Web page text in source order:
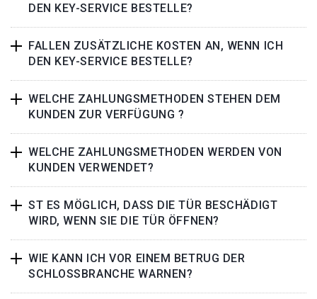
DEN KEY-SERVICE BESTELLE?
FALLEN ZUSÄTZLICHE KOSTEN AN, WENN ICH
DEN KEY-SERVICE BESTELLE?
WELCHE ZAHLUNGSMETHODEN STEHEN DEM
KUNDEN ZUR VERFÜGUNG ?
WELCHE ZAHLUNGSMETHODEN WERDEN VON
KUNDEN VERWENDET?
ST ES MÖGLICH, DASS DIE TÜR BESCHÄDIGT
WIRD, WENN SIE DIE TÜR ÖFFNEN?
WIE KANN ICH VOR EINEM BETRUG DER
SCHLOSSBRANCHE WARNEN?